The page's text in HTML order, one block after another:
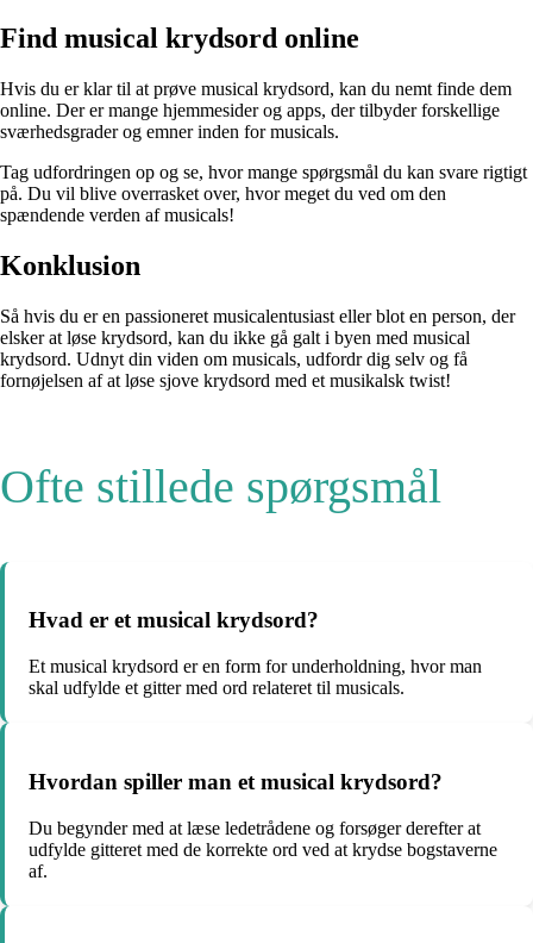
Find musical krydsord online
Hvis du er klar til at prøve musical krydsord, kan du nemt finde dem
online. Der er mange hjemmesider og apps, der tilbyder forskellige
sværhedsgrader og emner inden for musicals.
Tag udfordringen op og se, hvor mange spørgsmål du kan svare rigtigt
på. Du vil blive overrasket over, hvor meget du ved om den
spændende verden af musicals!
Konklusion
Så hvis du er en passioneret musicalentusiast eller blot en person, der
elsker at løse krydsord, kan du ikke gå galt i byen med musical
krydsord. Udnyt din viden om musicals, udfordr dig selv og få
fornøjelsen af at løse sjove krydsord med et musikalsk twist!
Ofte stillede spørgsmål
Hvad er et musical krydsord?
Et musical krydsord er en form for underholdning, hvor man
skal udfylde et gitter med ord relateret til musicals.
Hvordan spiller man et musical krydsord?
Du begynder med at læse ledetrådene og forsøger derefter at
udfylde gitteret med de korrekte ord ved at krydse bogstaverne
af.